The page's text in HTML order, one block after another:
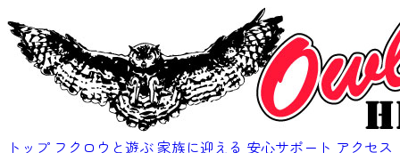
トップ フクロウと遊ぶ家族に迎える 安心サポート アクセス